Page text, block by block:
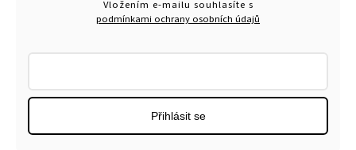
Vložením e-mailu souhlasíte s
podmínkami ochrany osobních údajů
Přihlásit se